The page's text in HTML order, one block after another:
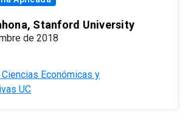
Stanford University
de 2018
Económicas y
UC